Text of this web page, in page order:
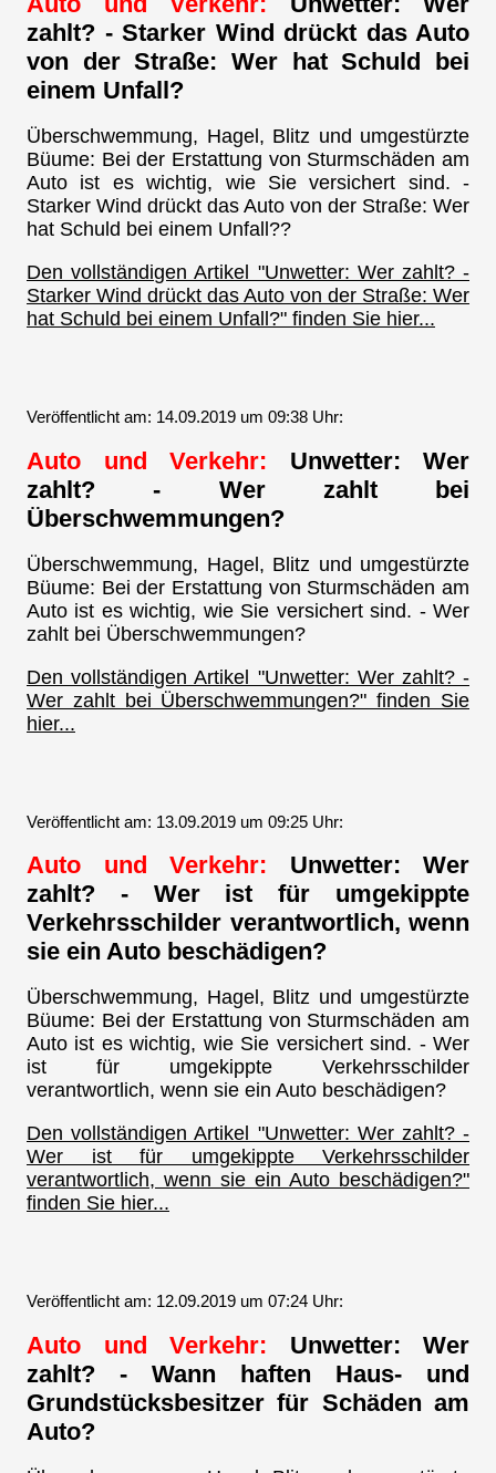
zahlt? - Starker Wind drückt das Auto
von der Straße: Wer hat Schuld bei
einem Unfall?
Überschwemmung, Hagel, Blitz und umgestürzte
Büume: Bei der Erstattung von Sturmschäden am
Auto ist es wichtig, wie Sie versichert sind. -
Starker Wind drückt das Auto von der Straße: Wer
hat Schuld bei einem Unfall??
Den vollständigen Artikel "Unwetter: Wer zahlt? -
Starker Wind drückt das Auto von der Straße: Wer
hat Schuld bei einem Unfall?" finden Sie hier...
Veröffentlicht am: 14.09.2019 um 09:38 Uhr:
Auto und Verkehr: Unwetter: Wer
zahlt? - Wer zahlt bei
Überschwemmungen?
Überschwemmung, Hagel, Blitz und umgestürzte
Büume: Bei der Erstattung von Sturmschäden am
Auto ist es wichtig, wie Sie versichert sind. - Wer
zahlt bei Überschwemmungen?
Den vollständigen Artikel "Unwetter: Wer zahlt? -
Wer zahlt bei Überschwemmungen?" finden Sie
hier...
Veröffentlicht am: 13.09.2019 um 09:25 Uhr:
Auto und Verkehr: Unwetter: Wer
zahlt? - Wer ist für umgekippte
Verkehrsschilder verantwortlich, wenn
sie ein Auto beschädigen?
Überschwemmung, Hagel, Blitz und umgestürzte
Büume: Bei der Erstattung von Sturmschäden am
Auto ist es wichtig, wie Sie versichert sind. - Wer
ist für umgekippte Verkehrsschilder
verantwortlich, wenn sie ein Auto beschädigen?
Den vollständigen Artikel "Unwetter: Wer zahlt? -
Wer ist für umgekippte Verkehrsschilder
verantwortlich, wenn sie ein Auto beschädigen?"
finden Sie hier...
Veröffentlicht am: 12.09.2019 um 07:24 Uhr:
Auto und Verkehr: Unwetter: Wer
zahlt? - Wann haften Haus- und
Grundstücksbesitzer für Schäden am
Auto?